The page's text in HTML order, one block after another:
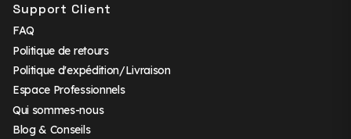
Support Client
FAQ
Politique de retours
Politique d'expédition/Livraison
Espace Professionnels
Qui sommes-nous
Blog & Conseils